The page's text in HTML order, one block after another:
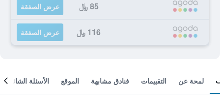
85 ﷼ عرض الصفقة
116 ﷼ عرض الصفقة
لمحة عن التقييمات فنادق مشابهة الموقع الأسئلة الشائعة